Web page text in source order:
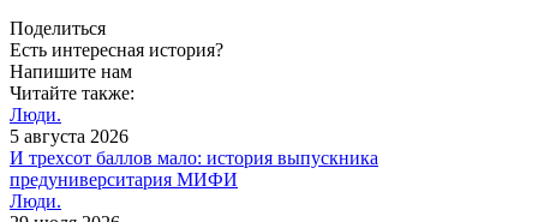
Поделиться
Есть интересная история?
Напишите нам
Читайте также:
Люди.
5 августа 2026
И трехсот баллов мало: история выпускника
предуниверситария МИФИ
Люди.